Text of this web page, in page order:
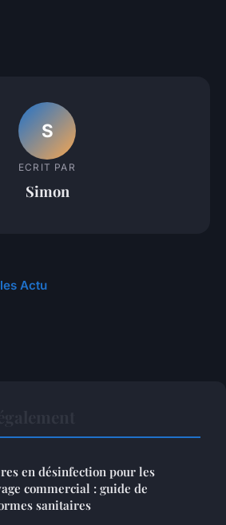
S
ECRIT PAR
Simon
Actu
en désinfection pour les
commercial : guide de
sanitaires